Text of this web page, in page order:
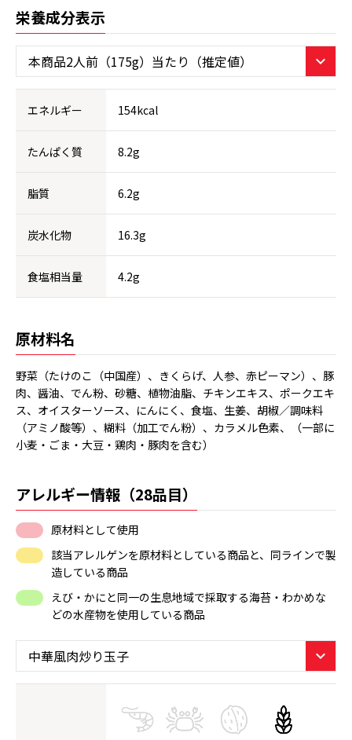
栄養成分表示
エネルギー 154kcal
たんぱく質 8.2g
脂質 6.2g
炭水化物 16.3g
食塩相当量 4.2g
原材料名
野菜（たけのこ（中国産）、きくらげ、人参、赤ピーマン）、豚
肉、醤油、でん粉、砂糖、植物油脂、チキンエキス、ポークエキ
ス、オイスターソース、にんにく、食塩、生姜、胡椒／調味料
（アミノ酸等）、糊料（加工でん粉）、カラメル色素、（一部に
小麦・ごま・大豆・鶏肉・豚肉を含む）
アレルギー情報（28品目）
原材料として使用
該当アレルゲンを原材料としている商品と、同ラインで製
造している商品
えび・かにと同一の生息地域で採取する海苔・わかめな
どの水産物を使用している商品